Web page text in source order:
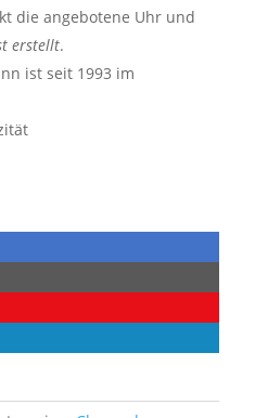
die angebotene Uhr und
erstellt.
ist seit 1993 im